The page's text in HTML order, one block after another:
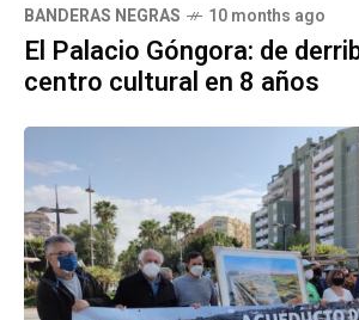
BANDERAS NEGRAS 10 months ago
El Palacio Góngora: de
centro cultural en 8 años